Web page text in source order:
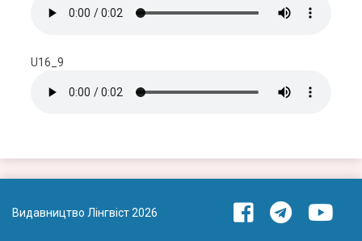
U16_9
Видавництво Лінгвіст 2026